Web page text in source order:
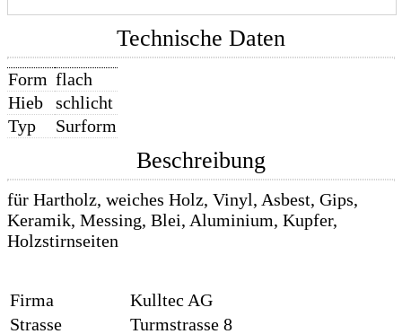
Technische Daten
Form flach
Hieb
schlicht
Typ
Surform
Beschreibung
für Hartholz, weiches Holz, Vinyl, Asbest, Gips,
Keramik, Messing, Blei, Aluminium, Kupfer,
Holzstirnseiten
Firma
Kulltec AG
Strasse
Turmstrasse 8